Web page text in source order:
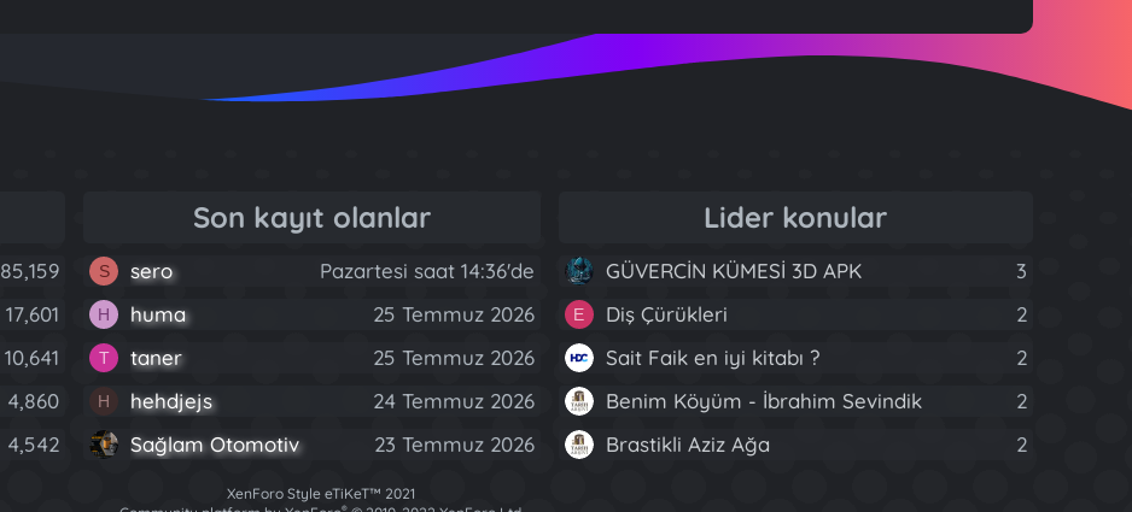
85,159
17,601
10,641
4,860
4,542
Son kayıt olanlar
S sero Pazartesi saat 14:36'de
H huma 25 Temmuz 2026
T taner 25 Temmuz 2026
H hehdjejs
24 Temmuz 2026
Sağlam Otomotiv
23 Temmuz 2026
Lider konular
GÜVERCİN KÜMESİ 3D APK 3
E Diş Çürükleri
2
Sait Faik en iyi kitabı ?
2
Benim Köyüm - İbrahim Sevindik
2
Brastikli Aziz Ağa
2
XenForo Style eTiKeT™ 2021
®